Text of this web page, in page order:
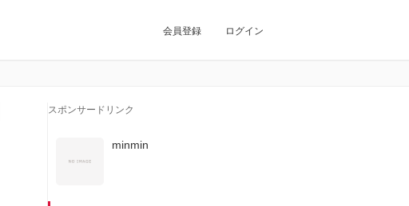
会員登録 ログイン
スポンサードリンク
minmin